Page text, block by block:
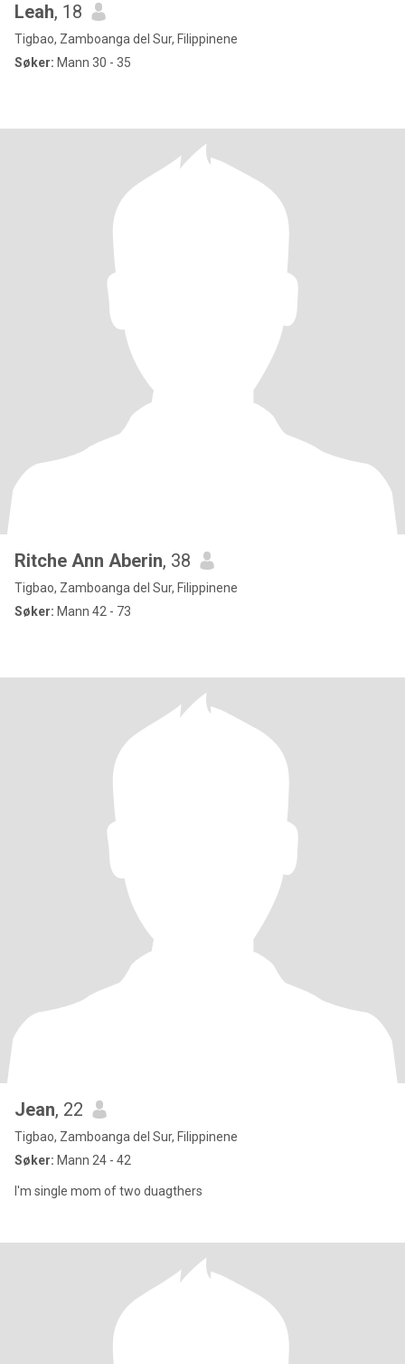
Leah, 18
Tigbao, Zamboanga del Sur, Filippinene
Søker: Mann 30 - 35
Ritche Ann Aberin, 38
Tigbao, Zamboanga del Sur, Filippinene
Søker: Mann 42 - 73
Jean, 22
Tigbao, Zamboanga del Sur, Filippinene
Søker: Mann 24 - 42
I'm single mom of two duagthers